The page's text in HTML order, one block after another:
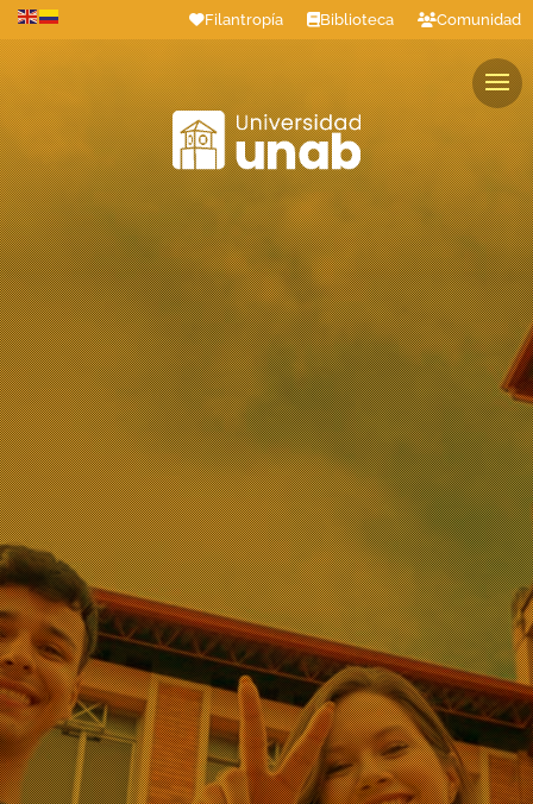
Filantropía Biblioteca Comunidad
Estudiantes Profesores Colaboradores Graduados